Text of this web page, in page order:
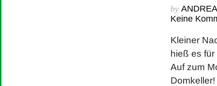
by
Keine
Kleiner
hieß es
Auf zum